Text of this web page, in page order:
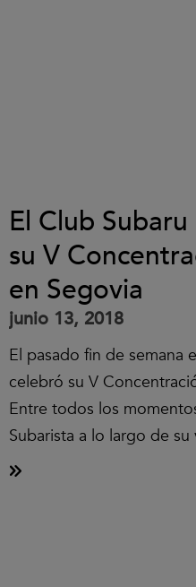
El Club
su V
en Segovia
junio 13, 2018
El pasado fin de semana
celebró su V
Entre todos los
Subarista a lo largo de